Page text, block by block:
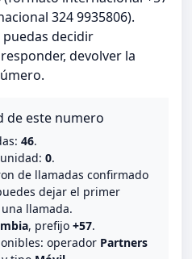
324 9935806).
decidir
devolver la
de este numero
46.
0.
de llamadas confirmado
dejar el primer
llamada.
, prefijo +57.
operador Partners